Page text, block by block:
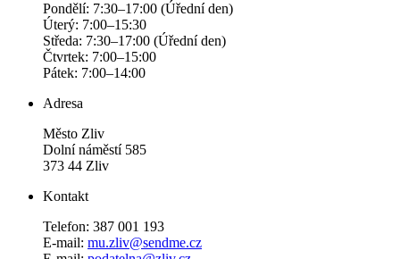
Pondělí: 7:30–17:00 (Úřední den)
Úterý: 7:00–15:30
Středa: 7:30–17:00 (Úřední den)
Čtvrtek: 7:00–15:00
Pátek: 7:00–14:00
Adresa
Město Zliv
Dolní náměstí 585
373 44 Zliv
Kontakt
Telefon: 387 001 193
E-mail: mu.zliv@sendme.cz